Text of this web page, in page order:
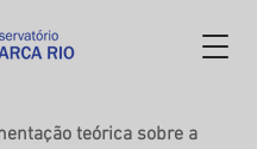
teórica sobre a